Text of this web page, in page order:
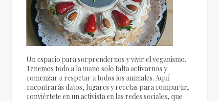
Un espacio para sorprendernos y vivir el veganismo.
Tenemos todo a la mano solo falta activarnos y
comenzar a respetar a todos los animales. Aquí
encontrarás datos, lugares y recetas para compartir,
conviértete en un activista en las redes sociales, que